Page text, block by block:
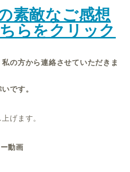
素敵なご感想
らをクリック
の方から連絡させていただきま
です。
げます。
動画